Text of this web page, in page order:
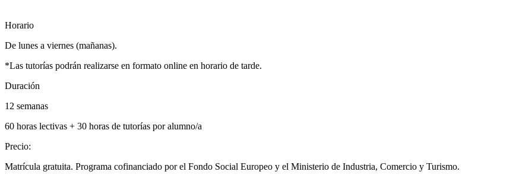
Horario
De lunes a viernes (mañanas).
*Las tutorías podrán realizarse en formato online en horario de tarde.
Duración
12 semanas
60 horas lectivas + 30 horas de tutorías por alumno/a
Precio:
Matrícula gratuita. Programa cofinanciado por el Fondo Social Europeo y el Ministerio de Industria, Comercio y Turismo.